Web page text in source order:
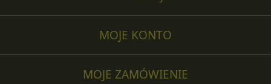
MOJE ZAMÓWIENIE
MOJE KONTO